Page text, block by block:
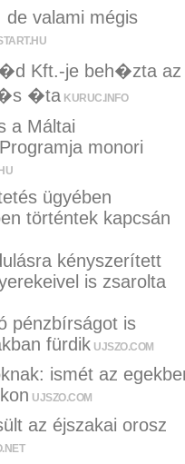
de valami mégis
Kft.-je beh�zta az
�ta KURUC.INFO
a Máltai
monori
ügyében
történtek kapcsán
kényszerített
is zsarolta
pénzbírságot is
fürdik UJSZO.COM
ismét az
UJSZO.COM
az éjszakai orosz